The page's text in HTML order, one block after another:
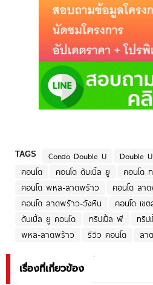
TAGS Condo Double U Double U
คอนโด
คอนโด ดับเบิ้ล ยู
คอนโด
คอนโด พหล-ลาดพร้าว
คอนโด ลา
คอนโด ลาดพร้าว-วังหิน
คอนโด เข
ดับเบิ้ล ยู คอนโด
ทริปเปิ้ล พี
ทริป
พหล-ลาดพร้าว
รีวิว คอนโด ลา
เรื่องที่เกี่ยวข้อง